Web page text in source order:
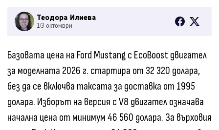
Теодора Илиева
10 октомври
Базовата цена на Ford Mustang с EcoBoost двигател
за моделната 2026 г. стартира от 32 320 долара,
без да се включва таксата за доставка от 1995
долара. Изборът на версия с V8 двигател означава
начална цена от минимум 46 560 долара. За върховия